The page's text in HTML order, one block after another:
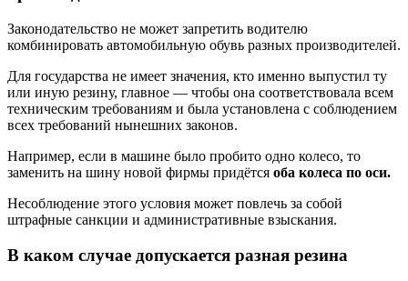
Законодательство не может запретить водителю
комбинировать автомобильную обувь разных производителей.
Для государства не имеет значения, кто именно выпустил ту
или иную резину, главное — чтобы она соответствовала всем
техническим требованиям и была установлена с соблюдением
всех требований нынешних законов.
Например, если в машине было пробито одно колесо, то
заменить на шину новой фирмы придётся оба колеса по оси.
Несоблюдение этого условия может повлечь за собой
штрафные санкции и административные взыскания.
В каком случае допускается разная резина